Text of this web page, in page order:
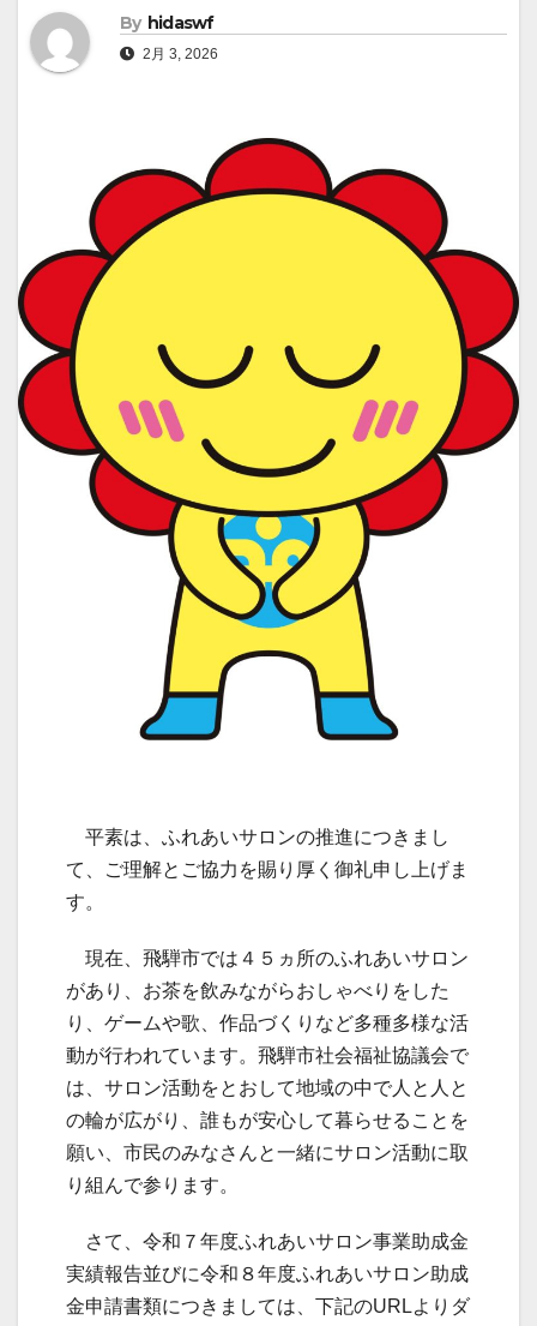
By hidaswf
2月 3, 2026
平素は、ふれあいサロンの推進につきまし
て、ご理解とご協力を賜り厚く御礼申し上げま
す。
現在、飛騨市では４５ヵ所のふれあいサロン
があり、お茶を飲みながらおしゃべりをした
り、ゲームや歌、作品づくりなど多種多様な活
動が行われています。飛騨市社会福祉協議会で
は、サロン活動をとおして地域の中で人と人と
の輪が広がり、誰もが安心して暮らせることを
願い、市民のみなさんと一緒にサロン活動に取
り組んで参ります。
さて、令和７年度ふれあいサロン事業助成金
実績報告並びに令和８年度ふれあいサロン助成
金申請書類につきましては、下記のURLよりダ